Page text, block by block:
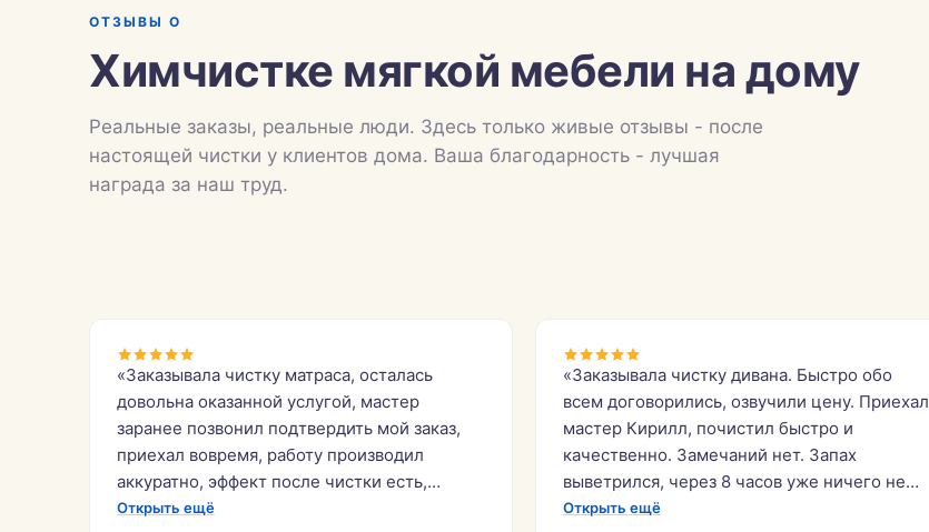
ОТЗЫВЫ О
Химчистке мягкой мебели на дому
Реальные заказы, реальные люди. Здесь только живые отзывы - после
настоящей чистки у клиентов дома. Ваша благодарность - лучшая
награда за наш труд.
«Заказывала чистку матраса, осталась
довольна оказанной услугой, мастер
заранее позвонил подтвердить мой заказ,
приехал вовремя, работу производил
аккуратно, эффект после чистки есть,
результатом довольна!»
Открыть ещё
«Заказывала чистку дивана. Быстро обо
всем договорились, озвучили цену. Приехал
мастер Кирилл, почистил быстро и
качественно. Замечаний нет. Запах
выветрился, через 8 часов уже ничего не
было. Довольна работой. Буду
Открыть ещё